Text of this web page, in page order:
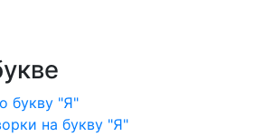
букву "Я"
на букву "Я"